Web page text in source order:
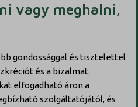
vagy meghalni,
gondossággal és tisztelettel
és a bizalmat.
elfogadható áron a
szolgáltatójától, és